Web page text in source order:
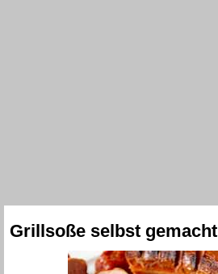
Grillsoße selbst gemacht